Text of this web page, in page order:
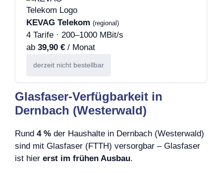
KEVAG Telekom (regional)
4 Tarife · 200–1000 MBit/s
ab 39,90 € / Monat
derzeit nicht bestellbar
Glasfaser-Verfügbarkeit in
Dernbach (Westerwald)
Rund 4 % der Haushalte in Dernbach (Westerwald)
sind mit Glasfaser (FTTH) versorgbar – Glasfaser
ist hier erst im frühen Ausbau.